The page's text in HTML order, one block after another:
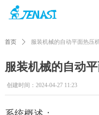
服装机械的自动
首页 ꄲ 服装机械的自动平面热压
创建时间： 2024-04-27 11:23